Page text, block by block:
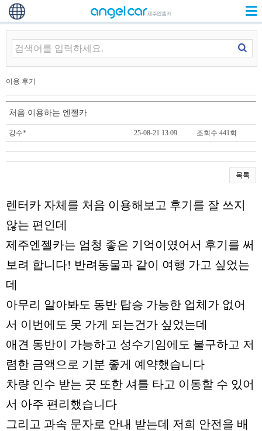
이용 후기
처음 이용하는 엔젤카
강수* 25-08-21 13:09 조회수 441회
목록
렌터카 자체를 처음 이용해보고 후기를 잘 쓰지
않는 편인데
제주엔젤카는 엄청 좋은 기억이였어서 후기를 써
보려 합니다! 반려동물과 같이 여행 가고 싶었는
데
아무리 알아봐도 동반 탑승 가능한 업체가 없어
서 이번에도 못 가게 되는건가 싶었는데
애견 동반이 가능하고 성수기임에도 불구하고 저
렴한 금액으로 기분 좋게 예약했습니다
차량 인수 받는 곳 또한 셔틀 타고 이동할 수 있어
서 아주 편리했습니다
그리고 과속 문자로 안내 받는데 저희 안전을 배